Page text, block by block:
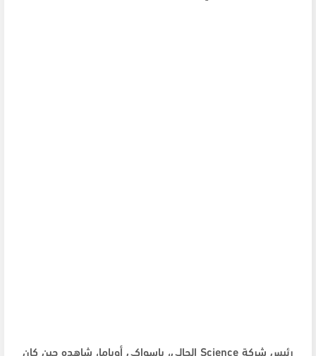
رئيس شركة Science الحالي، ياسواكي أوياما، شاهده حين كان